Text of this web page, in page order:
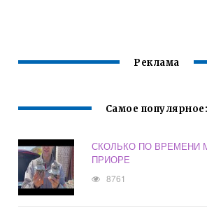
Реклама
Самое популярное:
СКОЛЬКО ПО ВРЕМЕНИ
ПРИОРЕ
8761